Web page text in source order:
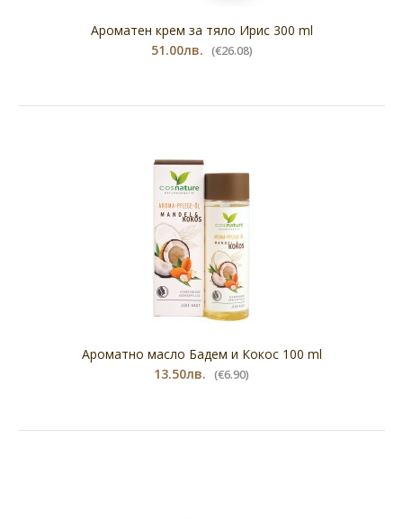
Ароматен крем за тяло Ирис 300 ml
51.00лв. (€26.08)
Ароматно масло Бадем и Кокос 100 ml
13.50лв. (€6.90)